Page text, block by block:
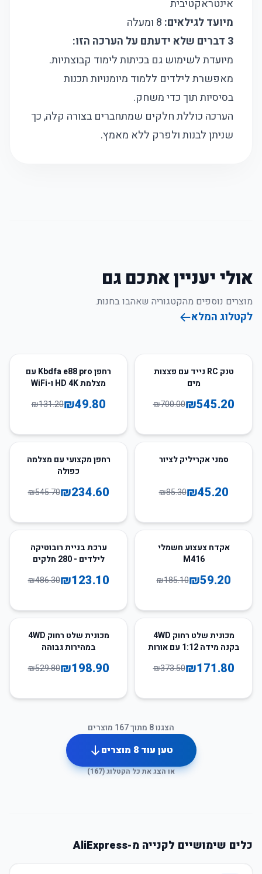
אינטראקטיבית
מיועד לגילאים:
3 דברים שלא ידעתם על הערכה הזו:
מיועדת לשימוש גם בכיתות לימוד קבוצתיות.
מאפשרת לילדים ללמוד מיומנויות תכנות
בסיסיות תוך כדי משחק.
הערכה כוללת חלקים שמתחברים בצורה קלה, כך
שניתן לבנות ולפרק ללא מאמץ.
אולי יעניין אתכם גם
מוצרים נוספים מהקטגוריה שאהבו בחנות.
לקטלוג המלא
22
טנק RC נייד עם פצצות
מים
₪545.20
₪700.00
62
רחפן Kbdfa e88 pro עם
מצלמת HD 4K ו-WiFi
₪49.80
₪131.20
סמני אקריליק לציור
₪45.20
₪85.30
57
רחפן מקצועי עם מצלמה
כפולה
₪234.60
₪545.70
68אקדח צעצוע חשמלי
M416
₪59.20
₪185.10
75ערכת בניית רובוטיקה
לילדים - 280 חלקים
₪123.10
₪486.30
54
מכונית שלט רחוק 4WD
בקנה מידה 1:12 עם אורות
לילדים ולמבוגרים
₪171.80
₪373.50
62
מכונית שלט רחוק 4WD
במהירות גבוהה
₪198.90
₪529.80
הצגנו8 מתוך167 מוצרים
טען עוד8 מוצרים
או הצג את כל הקטלוג (167
)
כלים שימושיים לקנייה מ-AliExpress